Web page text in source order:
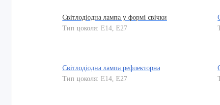
Світлодіодна лампа у формі свічки
Тип цоколя: E14, E27
Світлодіодна лампа рефлекторна
Тип цоколя: E14, E27